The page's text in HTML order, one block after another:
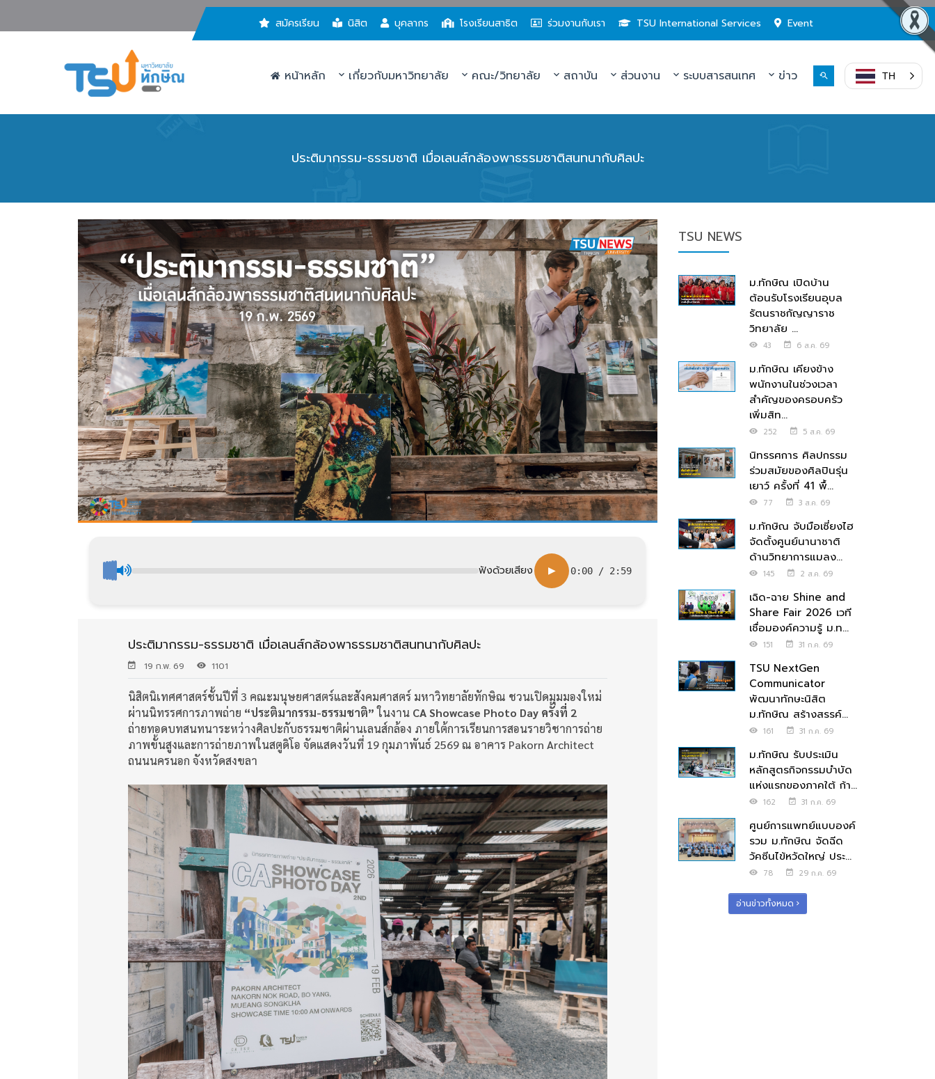
สมัครเรียน นิสิต บุคลากร โรงเรียนสาธิต ร่วมงานกับเรา TSU International Services Event
หน้าหลัก เกี่ยวกับมหาวิทยาลัย คณะ/วิทยาลัย สถาบัน ส่วนงาน ระบบสารสนเทศ ข่าว TH
ประติมากรรม-ธรรมชาติ เมื่อเลนส์กล้องพาธรรมชาติสนทนากับศิลปะ
ฟังด้วยเสียง ▶ 0:00 / 2:59
ประติมากรรม-ธรรมชาติ เมื่อเลนส์กล้องพาธรรมชาติสนทนากับศิลปะ
19 ก.พ. 69 1101
นิสิตนิเทศศาสตร์ชั้นปีที่ 3 คณะมนุษยศาสตร์และสังคมศาสตร์ มหาวิทยาลัยทักษิณ ชวนเปิดมุมมองใหม่
ผ่านนิทรรศการภาพถ่าย “ประติมากรรม-ธรรมชาติ”ในงาน CA Showcase Photo Day ครั้งที่ 2
ถ่ายทอดบทสนทนาระหว่างศิลปะกับธรรมชาติผ่านเลนส์กล้อง ภายใต้การเรียนการสอนรายวิชาการถ่าย
ภาพขั้นสูงและการถ่ายภาพในสตูดิโอ จัดแสดงวันที่ 19 กุมภาพันธ์ 2569 ณ อาคาร Pakorn Architect
ถนนนครนอก จังหวัดสงขลา
TSU NEWS
ม.ทักษิณ เปิดบ้าน
ต้อนรับโรงเรียนอุบล
รัตนราชกัญญาราช
วิทยาลัย ...
43 6 ส.ค. 69
ม.ทักษิณ เคียงข้าง
พนักงานในช่วงเวลา
สำคัญของครอบครัว
เพิ่มสิท...
252 5 ส.ค. 69
นิทรรศการ ศิลปกรรม
ร่วมสมัยของศิลปินรุ่น
เยาว์ ครั้งที่ 41 พื้...
77 3 ส.ค. 69
ม.ทักษิณ จับมือเซี่ยงไฮ
จัดตั้งศูนย์นานาชาติ
ด้านวิทยาการแมลง...
145 2 ส.ค. 69
เฉิด-ฉาย Shine and
Share Fair 2026 เวที
เชื่อมองค์ความรู้ ม.ท...
151 31 ก.ค. 69
TSU NextGen
Communicator
พัฒนาทักษะนิสิต
ม.ทักษิณ สร้างสรรค์...
161 31 ก.ค. 69
ม.ทักษิณ รับประเมิน
หลักสูตรกิจกรรมบำบัด
แห่งแรกของภาคใต้ ก้า...
162 31 ก.ค. 69
ศูนย์การแพทย์แบบองค์
รวม ม.ทักษิณ จัดฉีด
วัคซีนไข้หวัดใหญ่ ประ...
78 29 ก.ค. 69
อ่านข่าวทั้งหมด